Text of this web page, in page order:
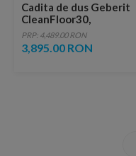
Cadita de dus Geberit
CleanFloor30,
150x100x3.5 cm, alba
mat
PRP: 4,489.00 RON
3,895.00 RON